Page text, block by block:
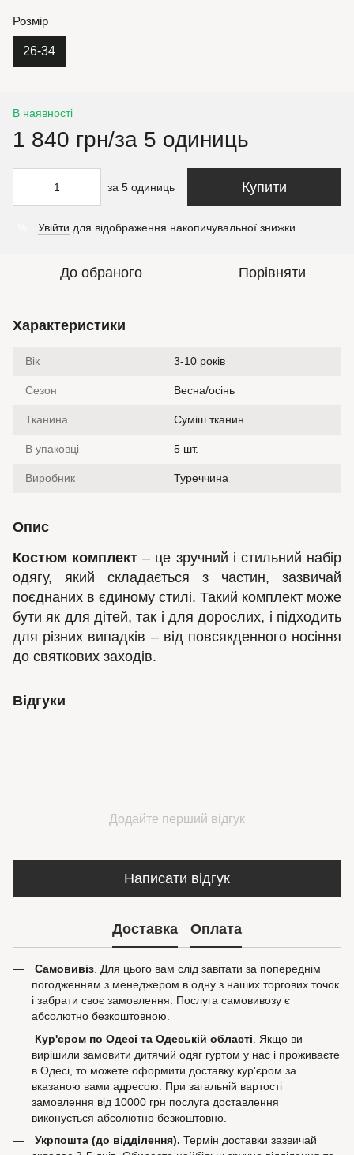
Розмір
26-34
В наявності
1 840 грн/за 5 одиниць
за 5 одиниць Купити
Увійти для відображення накопичувальної знижки
До обраного Порівняти
Характеристики
Вік 3-10 років
Сезон Весна/осінь
Тканина Суміш тканин
В упаковці 5 шт.
Виробник Туреччина
Опис
Костюм комплект– це зручний і стильний набір
одягу, який складається з частин, зазвичай
поєднаних в єдиному стилі. Такий комплект може
бути як для дітей, так і для дорослих, і підходить
для різних випадків – від повсякденного носіння
до святкових заходів.
Відгуки
Додайте перший відгук
Написати відгук
Доставка Оплата
Самовивіз. Для цього вам слід завітати за попереднім
погодженням з менеджером в одну з наших торгових точок
і забрати своє замовлення. Послуга самовивозу є
абсолютно безкоштовною.
Кур'єром по Одесі та Одеській області . Якщо ви
вирішили замовити дитячий одяг гуртом у нас і проживаєте
в Одесі, то можете оформити доставку кур'єром за
вказаною вами адресою. При загальній вартості
замовлення від 10000 грн послуга доставлення
виконується абсолютно безкоштовно.
Укрпошта (до відділення). Термін доставки зазвичай